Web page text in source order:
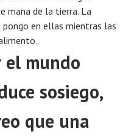
mana de la tierra. La
en ellas mientras las
el mundo
sosiego,
que una